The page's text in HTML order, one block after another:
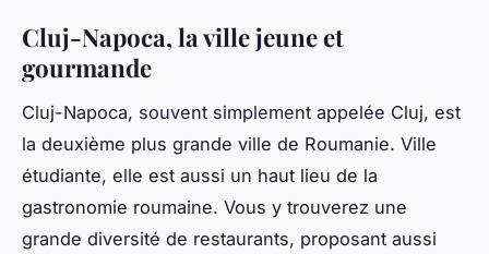
Cluj-Napoca, la ville jeune et
gourmande
Cluj-Napoca, souvent simplement appelée Cluj, est
la deuxième plus grande ville de Roumanie. Ville
étudiante, elle est aussi un haut lieu de la
gastronomie roumaine. Vous y trouverez une
grande diversité de restaurants, proposant aussi